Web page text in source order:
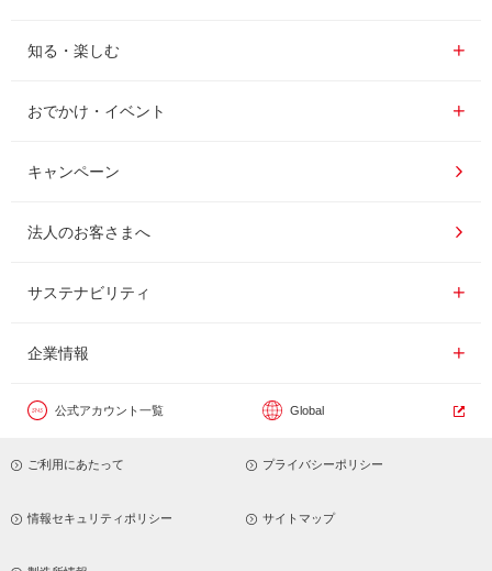
レギュラーコーヒー
インスタントコーヒー
ドリップポッド
知る・楽しむ
知る・楽しむ一覧
おいしいコーヒーの淹れ方
コーヒー百科
レシピ
おでかけ・イベント
おでかけ・イベント情報一覧
UCCコーヒー博物館
UCCコーヒーアカデミー
工場見学
東京ディズニーリゾート®︎
カフェのお仕事体験
キャンペーン
法人のお客さまへ
サステナビリティ
サステナビリティ
サステナビリティ教育
企業情報
企業情報一覧
パーパス ＆ バリュー
公式アカウント一覧 Global
ご利用にあたって プライバシーポリシー
情報セキュリティポリシー サイトマップ